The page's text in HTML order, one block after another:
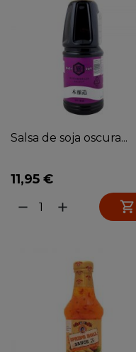
Salsa de soja oscura...
11,95 €
remove add 